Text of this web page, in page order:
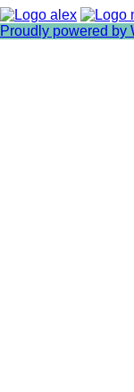
Proudly powered by